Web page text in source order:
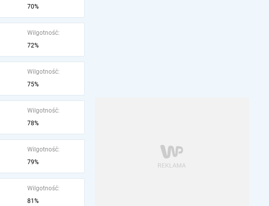
70%
Wilgotność:
72%
Wilgotność:
75%
Wilgotność:
78%
Wilgotność:
79%
Wilgotność:
81%